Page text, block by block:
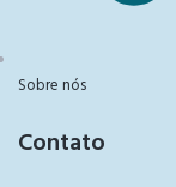
Sobre nós
Contato